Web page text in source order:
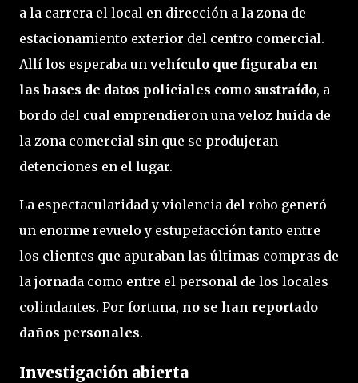
a la carrera el local en dirección a la zona de
estacionamiento exterior del centro comercial.
Allí los esperaba un vehículo que figuraba en
las bases de datos policiales como sustraído, a
bordo del cual emprendieron una veloz huida de
la zona comercial sin que se produjeran
detenciones en el lugar.
La espectacularidad y violencia del robo generó
un enorme revuelo y estupefacción tanto entre
los clientes que apuraban las últimas compras de
la jornada como entre el personal de los locales
colindantes. Por fortuna, no se han reportado
daños personales.
Investigación abierta